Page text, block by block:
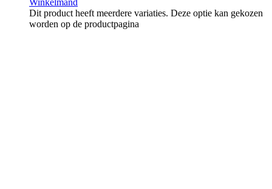
Dit product heeft meerdere variaties. Deze optie kan gekozen
worden op de productpagina